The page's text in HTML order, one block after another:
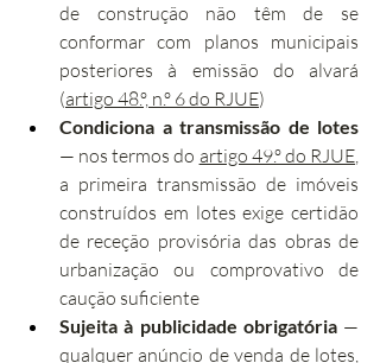
de construção não têm de se
conformar com planos municipais
posteriores à emissão do alvará
(artigo 48.º, n.º 6 do RJUE)
Condiciona a transmissão de lotes
— nos termos do artigo 49.º do RJUE,
a primeira transmissão de imóveis
construídos em lotes exige certidão
de receção provisória das obras de
urbanização ou comprovativo de
caução suficiente
Sujeita à publicidade obrigatória —
qualquer anúncio de venda de lotes,